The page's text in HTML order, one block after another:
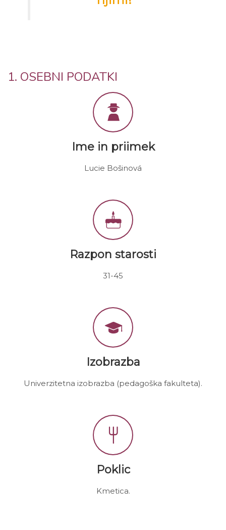
1. OSEBNI PODATKI
Ime in priimek
Lucie Bošinová
Razpon starosti
31-45
Izobrazba
Univerzitetna izobrazba (pedagoška fakulteta).
Poklic
Kmetica.